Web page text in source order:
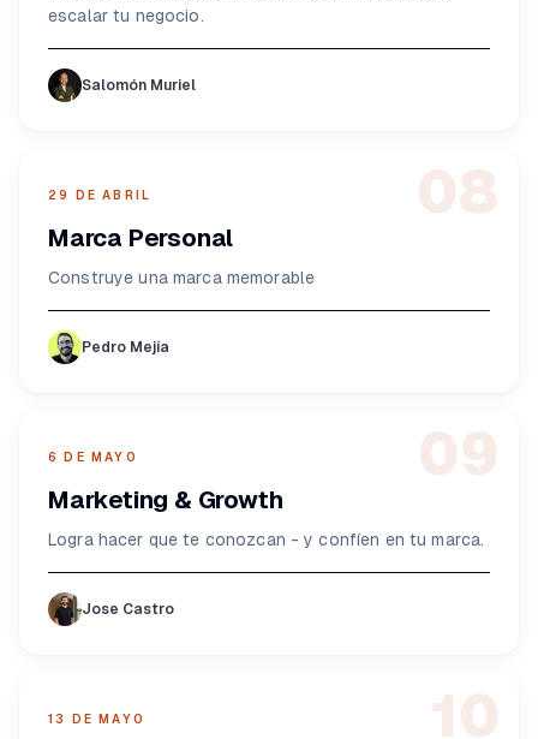
escalar tu negocio.
Salomón Muriel
08
29 DE ABRIL
Marca Personal
Construye una marca memorable
Pedro Mejía
09
6 DE MAYO
Marketing & Growth
Logra hacer que te conozcan - y confíen en tu marca.
Jose Castro
10
13 DE MAYO